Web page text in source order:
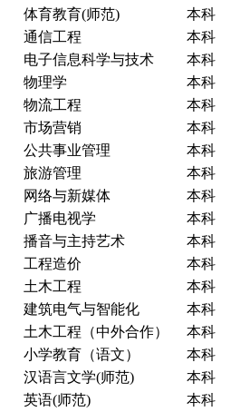
体育教育(师范) 本科
通信工程
本科
电子信息科学与技术
本科
物理学
本科
物流工程
本科
市场营销
本科
公共事业管理
本科
旅游管理
本科
网络与新媒体
本科
广播电视学
本科
播音与主持艺术
本科
工程造价
本科
土木工程
本科
建筑电气与智能化
本科
土木工程（中外合作）
本科
小学教育（语文）
本科
汉语言文学(师范)
本科
英语(师范)
本科